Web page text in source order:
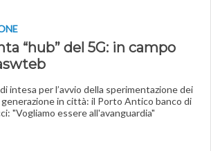
“hub” del 5G: in campo
intesa per l’avvio della sperimentazione dei
generazione in città: il Porto Antico banco di
"Vogliamo essere all'avanguardia"